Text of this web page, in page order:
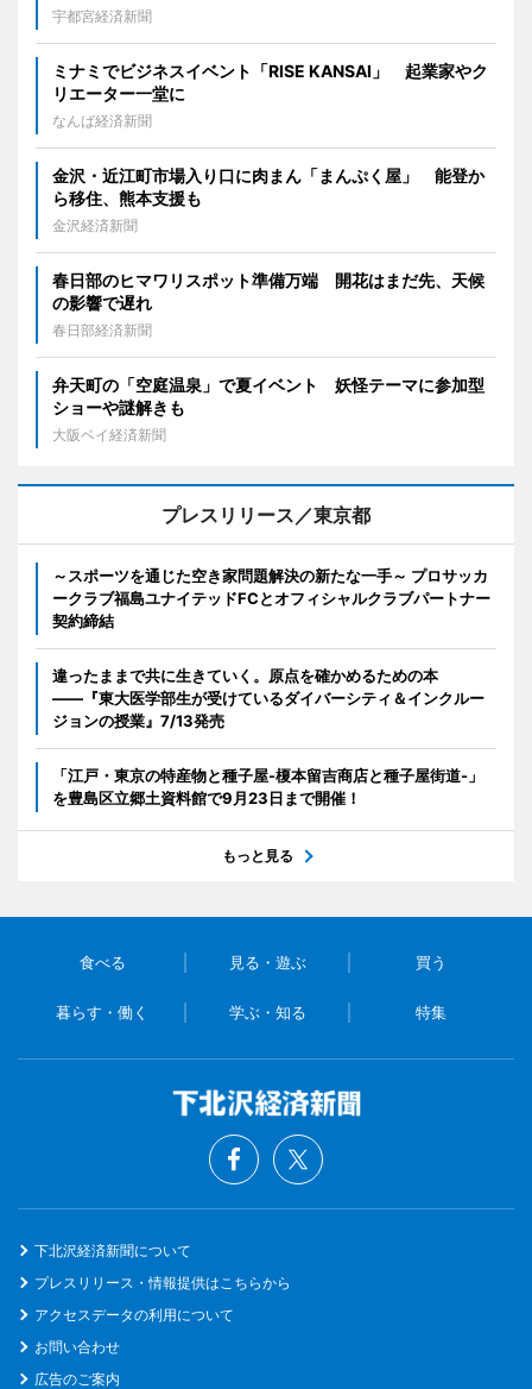
宇都宮経済新聞
ミナミでビジネスイベント「RISE KANSAI」 起業家やク
リエーター一堂に
なんば経済新聞
金沢・近江町市場入り口に肉まん「まんぷく屋」 能登か
ら移住、熊本支援も
金沢経済新聞
春日部のヒマワリスポット準備万端 開花はまだ先、天候
の影響で遅れ
春日部経済新聞
弁天町の「空庭温泉」で夏イベント 妖怪テーマに参加型
ショーや謎解きも
大阪ベイ経済新聞
プレスリリース／東京都
～スポーツを通じた空き家問題解決の新たな一手～ プロサッカ
ークラブ福島ユナイテッドFCとオフィシャルクラブパートナー
契約締結
違ったままで共に生きていく。原点を確かめるための本
――『東大医学部生が受けているダイバーシティ＆インクルー
ジョンの授業』7/13発売
「江戸・東京の特産物と種子屋-榎本留吉商店と種子屋街道-」
を豊島区立郷土資料館で9月23日まで開催！
もっと見る
食べる 見る・遊ぶ 買う
暮らす・働く 学ぶ・知る 特集
下北沢経済新聞について
プレスリリース・情報提供はこちらから
アクセスデータの利用について
お問い合わせ
広告のご案内